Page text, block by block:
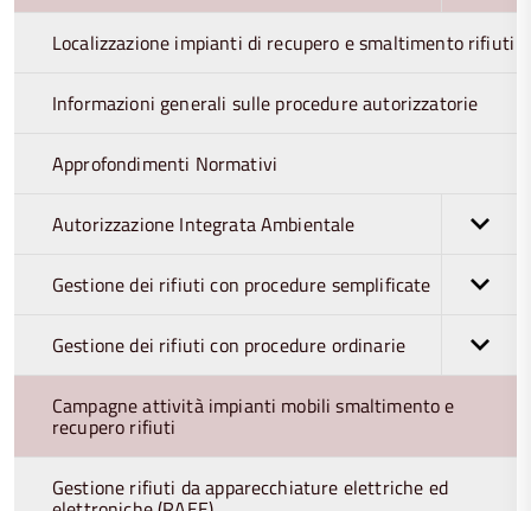
Localizzazione impianti di recupero e smaltimento rifiuti
Informazioni generali sulle procedure autorizzatorie
Approfondimenti Normativi
Autorizzazione Integrata Ambientale
Gestione dei rifiuti con procedure semplificate
Gestione dei rifiuti con procedure ordinarie
Campagne attività impianti mobili smaltimento e
recupero rifiuti
Gestione rifiuti da apparecchiature elettriche ed